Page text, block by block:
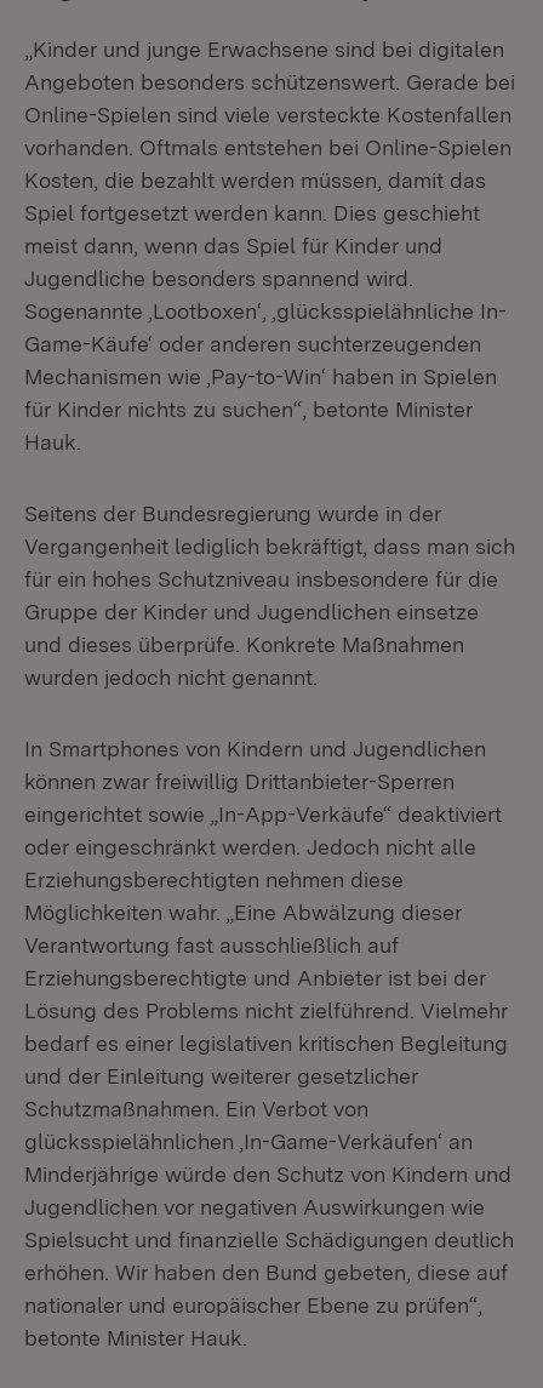
„Kinder und junge Erwachsene sind bei digitalen
Angeboten besonders schützenswert. Gerade bei
Online-Spielen sind viele versteckte Kostenfallen
vorhanden. Oftmals entstehen bei Online-Spielen
Kosten, die bezahlt werden müssen, damit das
Spiel fortgesetzt werden kann. Dies geschieht
meist dann, wenn das Spiel für Kinder und
Jugendliche besonders spannend wird.
Sogenannte ,Lootboxen‘, ,glücksspielähnliche In-
Game-Käufe‘ oder anderen suchterzeugenden
Mechanismen wie ,Pay-to-Win‘ haben in Spielen
für Kinder nichts zu suchen“, betonte Minister
Hauk.
Seitens der Bundesregierung wurde in der
Vergangenheit lediglich bekräftigt, dass man sich
für ein hohes Schutzniveau insbesondere für die
Gruppe der Kinder und Jugendlichen einsetze
und dieses überprüfe. Konkrete Maßnahmen
wurden jedoch nicht genannt.
In Smartphones von Kindern und Jugendlichen
können zwar freiwillig Drittanbieter-Sperren
eingerichtet sowie „In-App-Verkäufe“ deaktiviert
oder eingeschränkt werden. Jedoch nicht alle
Erziehungsberechtigten nehmen diese
Möglichkeiten wahr. „Eine Abwälzung dieser
Verantwortung fast ausschließlich auf
Erziehungsberechtigte und Anbieter ist bei der
Lösung des Problems nicht zielführend. Vielmehr
bedarf es einer legislativen kritischen Begleitung
und der Einleitung weiterer gesetzlicher
Schutzmaßnahmen. Ein Verbot von
glücksspielähnlichen ‚In-Game-Verkäufen‘ an
Minderjährige würde den Schutz von Kindern und
Jugendlichen vor negativen Auswirkungen wie
Spielsucht und finanzielle Schädigungen deutlich
erhöhen. Wir haben den Bund gebeten, diese auf
nationaler und europäischer Ebene zu prüfen“,
betonte Minister Hauk.